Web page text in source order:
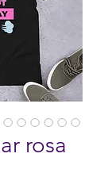
rosa